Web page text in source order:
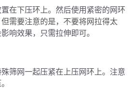
在下压环上。然后使用紧密的网环
需要注意的是，不要将网拉得太
响效果，只需拉伸即可。
筛网一起压紧在上压网环上。注意